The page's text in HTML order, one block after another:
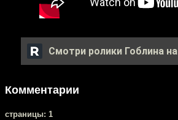
Смотри ролики Гоблина на
Комментарии
cтраницы: 1